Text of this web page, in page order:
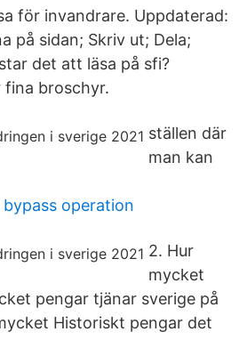
för invandrare. Uppdaterad:
på sidan; Skriv ut; Dela;
det att läsa på sfi?
fina broschyr.
ställen där
man kan
operation
2. Hur
mycket
pengar tjänar sverige på
Historiskt pengar det